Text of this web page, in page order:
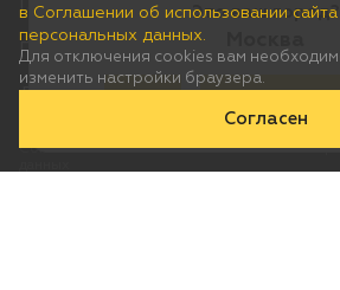
Это ваш город?
Соглашение об использовании сайта и
Гарантия
Покупателям
Дилерам
в Соглашении об использовании
персональных данных.
Для отключения cookies вам
изменить настройки браузера.
Согласен